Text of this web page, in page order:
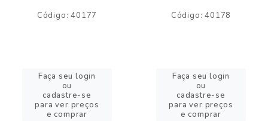
Código: 40177
Faça seu login
ou
cadastre-se
para ver preços
e comprar
Código: 40178
Faça seu login
ou
cadastre-se
para ver preços
e comprar